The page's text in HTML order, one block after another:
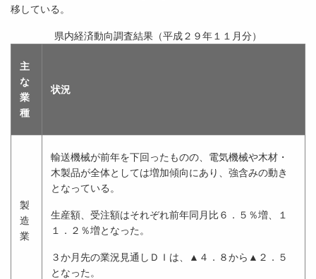
移している。
主
な
業
種
状況
県内経済動向調査結果（平成２９年１１月分）
製
造
業
輸送機械が前年を下回ったものの、電気機械や木材・
木製品が全体としては増加傾向にあり、強含みの動き
となっている。
生産額、受注額はそれぞれ前年同月比６．５％増、１
１．２％増となった。
３か月先の業況見通しＤＩは、▲４．８から▲２．５
となった。